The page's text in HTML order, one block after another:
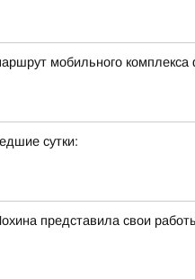
мобильного
сутки:
представила свои